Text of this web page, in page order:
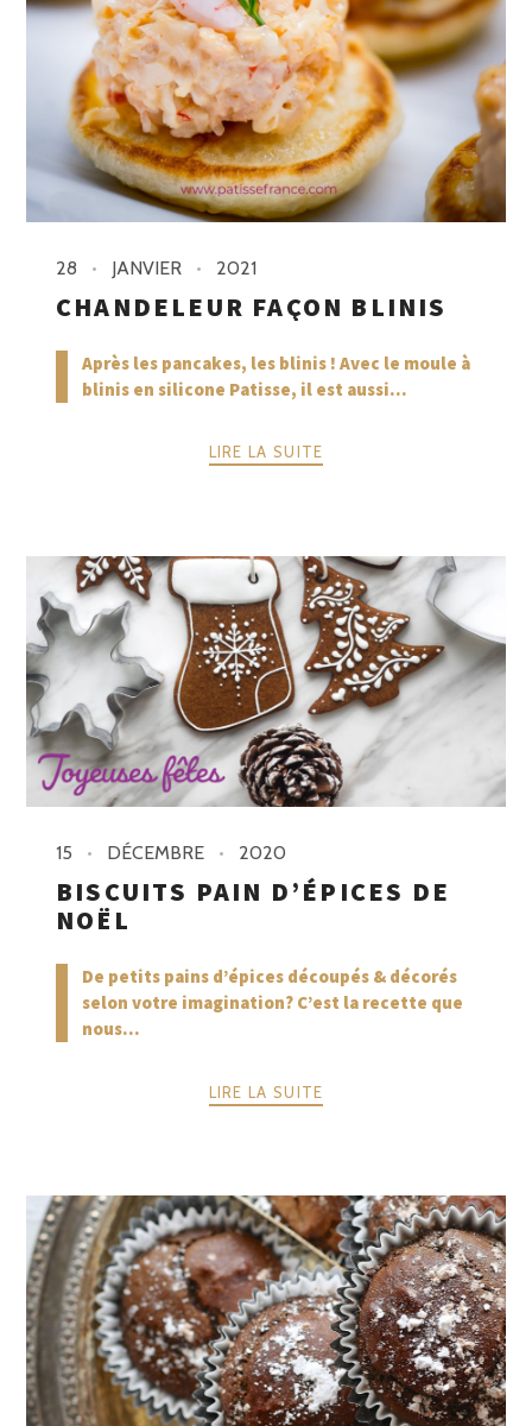
28 JANVIER 2021
CHANDELEUR FAÇON BLINIS
Après les pancakes, les blinis ! Avec le moule à
blinis en silicone Patisse, il est aussi...
LIRE LA SUITE
15 DÉCEMBRE 2020
BISCUITS PAIN D’ÉPICES DE
NOËL
De petits pains d’épices découpés & décorés
selon votre imagination? C’est la recette que
nous...
LIRE LA SUITE